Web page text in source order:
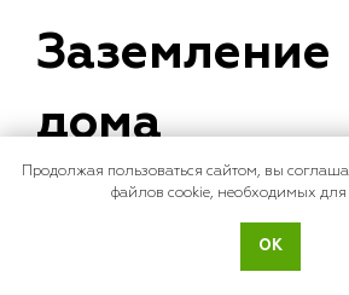
Заземление
дома
обитателей дома от поражения
электротоком (при касании
Продолжая пользоваться сайтом, вы
файлов cookie, необходимых для
ОК